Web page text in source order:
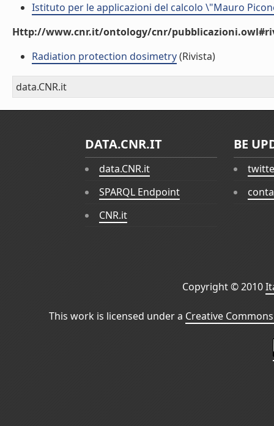
Istituto per le applicazioni del calcolo \"Mauro
Http://www.cnr.it/ontology/cnr/
Radiation protection dosimetry(Rivista)
data.CNR.it
DATA.CNR.IT
data.CNR.it
SPARQL Endpoint
CNR.it
BE
Copyright © 2010
This work is licensed under a Creative